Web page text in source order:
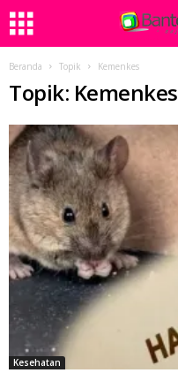
Beranda Topik Kemenkes
Topik: Kemenkes
Kesehatan